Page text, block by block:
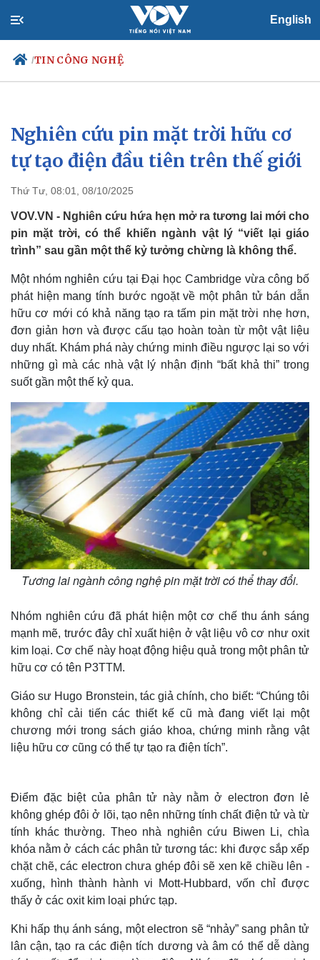
English
/TIN CÔNG NGHỆ
Chính trị
Đảng
Tổ chức nhân sự
Nhận diện sự thật
Xã hội
Tin 24h
Dự báo thời tiết
Việc làm
Biển đảo
Nghiên cứu pin mặt trời hữu cơ
tự tạo điện đầu tiên trên thế giới
Thứ Tư, 08:01, 08/10/2025
VOV.VN - Nghiên cứu hứa hẹn mở ra tương lai mới cho
pin mặt trời, có thể khiến ngành vật lý “viết lại giáo
trình” sau gần một thế kỷ tưởng chừng là không thể.
Một nhóm nghiên cứu tại Đại học Cambridge vừa công bố
phát hiện mang tính bước ngoặt về một phân tử bán dẫn
hữu cơ mới có khả năng tạo ra tấm pin mặt trời nhẹ hơn,
đơn giản hơn và được cấu tạo hoàn toàn từ một vật liệu
duy nhất. Khám phá này chứng minh điều ngược lại so với
những gì mà các nhà vật lý nhận định “bất khả thi” trong
suốt gần một thế kỷ qua.
Tương lai ngành công nghệ pin mặt trời có thể thay đổi.
Nhóm nghiên cứu đã phát hiện một cơ chế thu ánh sáng
mạnh mẽ, trước đây chỉ xuất hiện ở vật liệu vô cơ như oxit
kim loại. Cơ chế này hoạt động hiệu quả trong một phân tử
hữu cơ có tên P3TTM.
Giáo sư Hugo Bronstein, tác giả chính, cho biết: “Chúng tôi
không chỉ cải tiến các thiết kế cũ mà đang viết lại một
chương mới trong sách giáo khoa, chứng minh rằng vật
liệu hữu cơ cũng có thể tự tạo ra điện tích”.
Điểm đặc biệt của phân tử này nằm ở electron đơn lẻ
không ghép đôi ở lõi, tạo nên những tính chất điện tử và từ
tính khác thường. Theo nhà nghiên cứu Biwen Li, chìa
khóa nằm ở cách các phân tử tương tác: khi được sắp xếp
chặt chẽ, các electron chưa ghép đôi sẽ xen kẽ chiều lên -
xuống, hình thành hành vi Mott-Hubbard, vốn chỉ được
thấy ở các oxit kim loại phức tạp.
Khi hấp thụ ánh sáng, một electron sẽ “nhảy” sang phân tử
lân cận, tạo ra các điện tích dương và âm có thể dễ dàng